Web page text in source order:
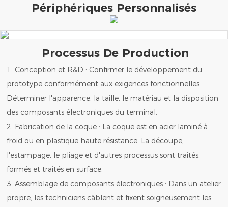
Périphériques Personnalisés
Processus De Production
1. Conception et R&D : Confirmer le développement du
prototype conformément aux exigences fonctionnelles.
Déterminer l'apparence, la taille, le matériau et la disposition
des composants électroniques du terminal.
2. Fabrication de la coque : La coque est en acier laminé à
froid ou en plastique haute résistance. La découpe,
l'estampage, le pliage et d'autres processus sont traités,
formés et traités en surface.
3. Assemblage de composants électroniques : Dans un atelier
propre, les techniciens câblent et fixent soigneusement les